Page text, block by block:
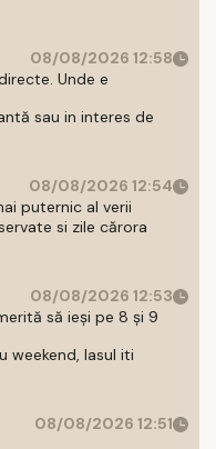
08/08/2026 12:58
Unde e
sau in interes de
08/08/2026 12:54
puternic al verii
si zile cărora
08/08/2026 12:53
să ieși pe 8 și 9
weekend, Iasul iti
08/08/2026 12:51